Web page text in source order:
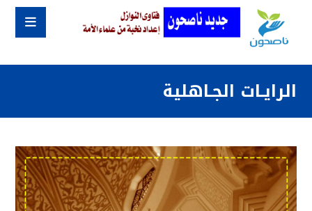
الرايـات الجـاهلية